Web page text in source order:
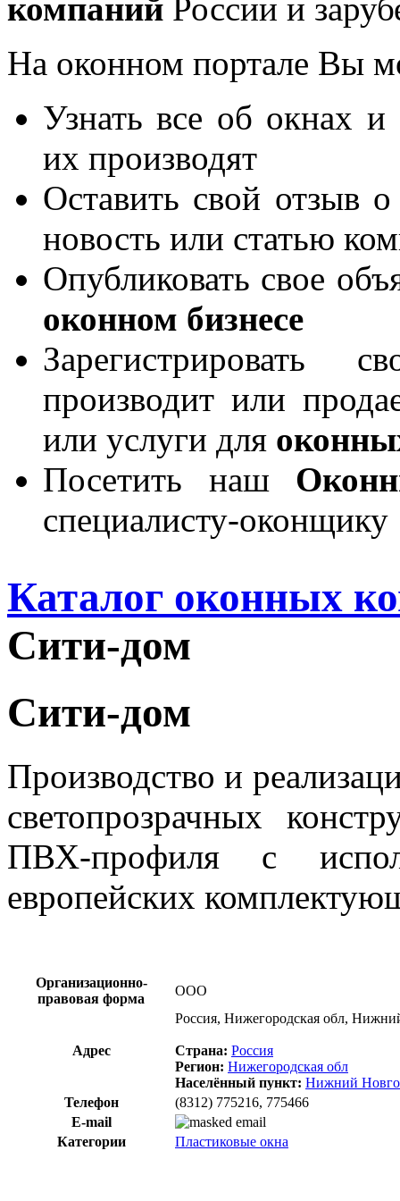
компаний России и
На оконном портале Вы
Узнать все об окнах и
их производят
Оставить свой отзыв
новость или статью
Опубликовать свое
оконном бизнесе
производит или
или услуги для
Посетить наш
специалисту-оконщику
Каталог оконных
Сити-дом
Сити-дом
Производство и
светопрозрачных
ПВХ-профиля с
европейских
Организационно-
правовая форма
ООО
Адрес
Россия, Нижегородская обл,
Страна: Россия
Регион: Нижегородская обл
Населённый пункт: Нижний
Телефон
(8312) 775216, 775466
E-mail
Категории
Пластиковые окна